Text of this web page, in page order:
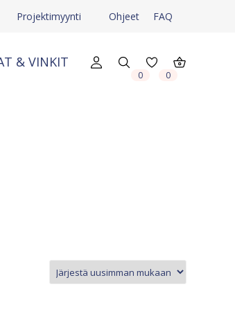
Projektimyynti Ohjeet FAQ
& VINKIT
0 0